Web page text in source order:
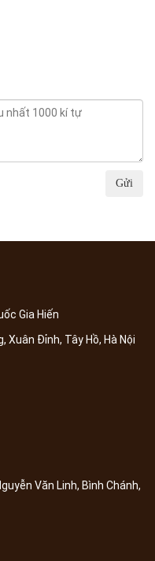
Gửi
Gia Hiến
Xuân Đỉnh, Tây Hồ, Hà Nội
Văn Linh, Bình Chánh,